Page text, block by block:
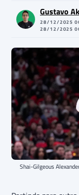
Gustavo
28/12/2025
28/12/2025
Shai-Gilgeous